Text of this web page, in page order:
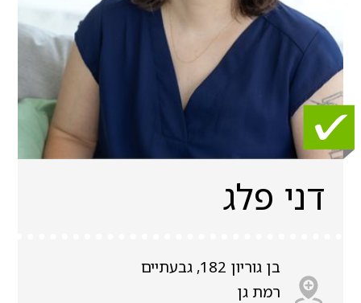
דני פלג
בן גוריון 182, גבעתיים
רמת גן